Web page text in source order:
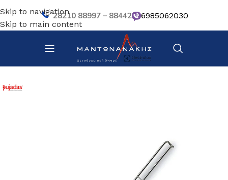
Skip to navigation
Skip to main content
28210 88997 – 88442 6985062030
Αρχική σελίδα/